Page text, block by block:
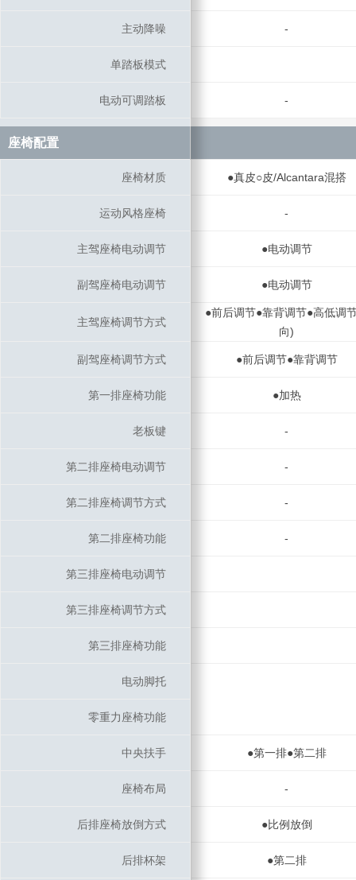
主动降噪 -
单踏板模式
电动可调踏板 -
座椅配置
座椅材质 ●真皮○皮/Alcantara混搭
运动风格座椅 -
主驾座椅电动调节 ●电动调节
副驾座椅电动调节 ●电动调节
主驾座椅调节方式
●前后调节●靠背调节●高低调
向)
副驾座椅调节方式 ●前后调节●靠背调节
第一排座椅功能 ●加热
老板键 -
第二排座椅电动调节 -
第二排座椅调节方式 -
第二排座椅功能 -
第三排座椅电动调节
第三排座椅调节方式
第三排座椅功能
电动脚托
零重力座椅功能
中央扶手 ●第一排●第二排
座椅布局 -
后排座椅放倒方式 ●比例放倒
后排杯架 ●第二排
主动降噪
单踏板模式
电动可调踏板
座椅配置
座椅材质
运动风格座椅
主驾座椅电动调节
副驾座椅电动调节
主驾座椅调节方式
副驾座椅调节方式
第一排座椅功能
老板键
第二排座椅电动调节
第二排座椅调节方式
第二排座椅功能
第三排座椅电动调节
第三排座椅调节方式
第三排座椅功能
电动脚托
零重力座椅功能
中央扶手
座椅布局
后排座椅放倒方式
后排杯架